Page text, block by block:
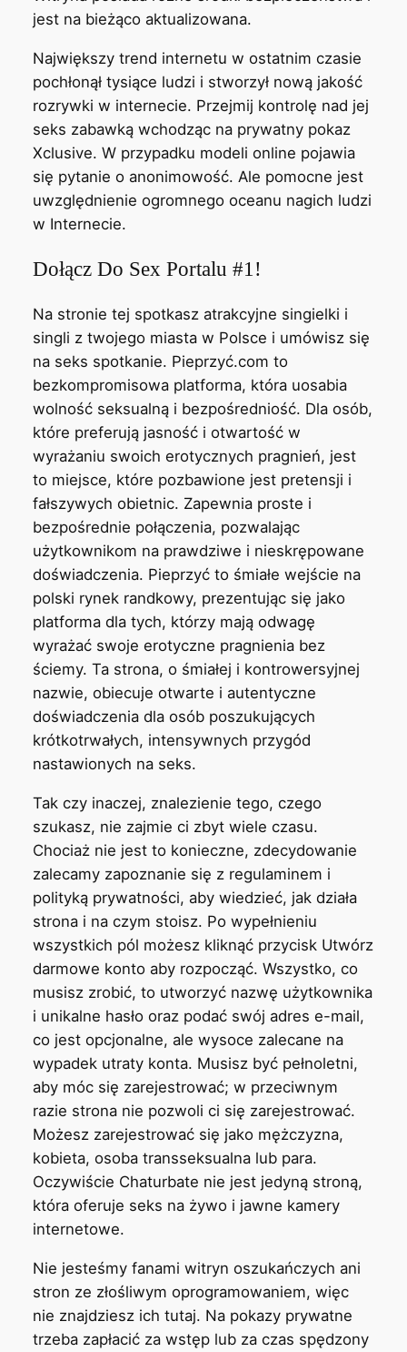
jest na bieżąco aktualizowana.
Największy trend internetu w ostatnim czasie
pochłonął tysiące ludzi i stworzył nową jakość
rozrywki w internecie. Przejmij kontrolę nad jej
seks zabawką wchodząc na prywatny pokaz
Xclusive. W przypadku modeli online pojawia
się pytanie o anonimowość. Ale pomocne jest
uwzględnienie ogromnego oceanu nagich ludzi
w Internecie.
Dołącz Do Sex Portalu #1!
Na stronie tej spotkasz atrakcyjne singielki i
singli z twojego miasta w Polsce i umówisz się
na seks spotkanie. Pieprzyć.com to
bezkompromisowa platforma, która uosabia
wolność seksualną i bezpośredniość. Dla osób,
które preferują jasność i otwartość w
wyrażaniu swoich erotycznych pragnień, jest
to miejsce, które pozbawione jest pretensji i
fałszywych obietnic. Zapewnia proste i
bezpośrednie połączenia, pozwalając
użytkownikom na prawdziwe i nieskrępowane
doświadczenia. Pieprzyć to śmiałe wejście na
polski rynek randkowy, prezentując się jako
platforma dla tych, którzy mają odwagę
wyrażać swoje erotyczne pragnienia bez
ściemy. Ta strona, o śmiałej i kontrowersyjnej
nazwie, obiecuje otwarte i autentyczne
doświadczenia dla osób poszukujących
krótkotrwałych, intensywnych przygód
nastawionych na seks.
Tak czy inaczej, znalezienie tego, czego
szukasz, nie zajmie ci zbyt wiele czasu.
Chociaż nie jest to konieczne, zdecydowanie
zalecamy zapoznanie się z regulaminem i
polityką prywatności, aby wiedzieć, jak działa
strona i na czym stoisz. Po wypełnieniu
wszystkich pól możesz kliknąć przycisk Utwórz
darmowe konto aby rozpocząć. Wszystko, co
musisz zrobić, to utworzyć nazwę użytkownika
i unikalne hasło oraz podać swój adres e-mail,
co jest opcjonalne, ale wysoce zalecane na
wypadek utraty konta. Musisz być pełnoletni,
aby móc się zarejestrować; w przeciwnym
razie strona nie pozwoli ci się zarejestrować.
Możesz zarejestrować się jako mężczyzna,
kobieta, osoba transseksualna lub para.
Oczywiście Chaturbate nie jest jedyną stroną,
która oferuje seks na żywo i jawne kamery
internetowe.
Nie jesteśmy fanami witryn oszukańczych ani
stron ze złośliwym oprogramowaniem, więc
nie znajdziesz ich tutaj. Na pokazy prywatne
trzeba zapłacić za wstęp lub za czas spędzony